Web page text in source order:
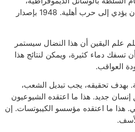
سيشتعل نزاع من شأنه أن يؤدي إلى حرب أهلية. 1948 بإصدار
علم اليقين أن هذا النضال سيستمر
تسفك دماء كثيرة، ويمكن لنتائج هذا
العواقب.
بهدف تحقيقه، يجب تبديل الشعب،
جديد. هذا ما اعتقده الشيوعيون
هذا ما اعتقده مؤسسو الكيبوتسات. إن